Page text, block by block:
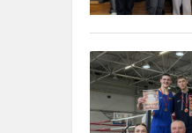
2050“
Lietuvos
rajonų
suaugusiųjų
ir